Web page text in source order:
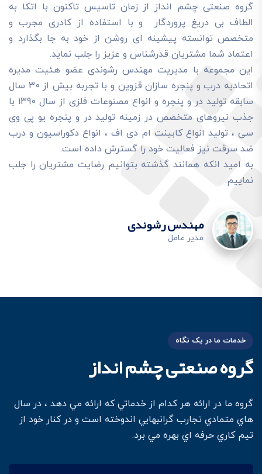
گروه صنعتی چشم انداز از زمان تاسیس تاکنون با اتکا به
الطاف بی دریغ پروردگار و با استفاده از کادری مجرب و
متخصص توانسته پیشینه ای روشن از خود به جا بگذارد و
اعتماد شما مشتریان قدرشناس و عزیز را جلب نماید.
این مجموعه با مدیریت مهندس رشوندی عضو هئیت مدیره
اتحادیه درب و پنجره سازان قزوین و با تجربه بیش از 30 سال
سابقه تولید در و پنجره و انواع مصنوعات فلزی از سال 1390 با
جذب نیروهای متخصص در زمینه تولید در و پنجره یو پی وی
سی ، تولید انواع کابینت ام دی اف ، انواع دکوراسیون و درب
ضد سرقت نیز فعالیت خود را گسترش داده است.
به امید انکه همانند گذشته بتوانیم رضایت مشتریان را جلب
نماییم.
مهندس رشوندی
مدير عامل
خدمات ما در یک نگاه
گروه صنعتی چشم انداز
گروه ما در ارائه هر کدام از خدماتي که ارائه مي دهد ، در سال
هاي متمادي تجارب گرانبهايي اندوخته است و در کنار خود از
تيم کاري حرفه اي بهره مي برد.